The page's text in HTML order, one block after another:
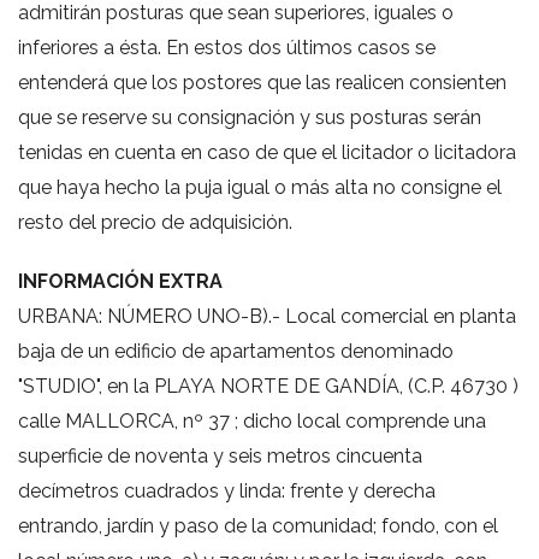
admitirán posturas que sean superiores, iguales o
inferiores a ésta. En estos dos últimos casos se
entenderá que los postores que las realicen consienten
que se reserve su consignación y sus posturas serán
tenidas en cuenta en caso de que el licitador o licitadora
que haya hecho la puja igual o más alta no consigne el
resto del precio de adquisición.
INFORMACIÓN EXTRA
URBANA: NÚMERO UNO-B).- Local comercial en planta
baja de un edificio de apartamentos denominado
"STUDIO", en la PLAYA NORTE DE GANDÍA, (C.P. 46730 )
calle MALLORCA, nº 37 ; dicho local comprende una
superficie de noventa y seis metros cincuenta
decímetros cuadrados y linda: frente y derecha
entrando, jardín y paso de la comunidad; fondo, con el